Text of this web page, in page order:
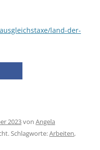
land-der-
2023von Angela
Schlagworte:Arbeiten,